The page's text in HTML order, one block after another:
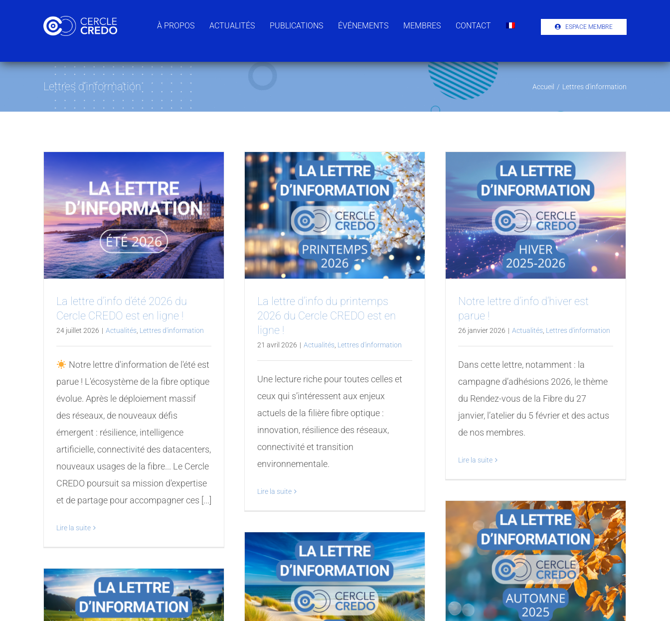
À PROPOS ACTUALITÉS PUBLICATIONS ÉVÉNEMENTS MEMBRES CONTACT ESPACE MEMBRE
Lettres d’information Accueil / Lettres d'information
La lettre d’info d’été 2026 du
Cercle CREDO est en ligne !
24 juillet 2026 | Actualités Lettres d'information
Notre lettre d'information de l'été est
parue ! L'écosystème de la fibre optique
évolue. Après le déploiement massif
des réseaux, de nouveaux défis
émergent : résilience, intelligence
artificielle, connectivité des datacenters,
nouveaux usages de la fibre... Le Cercle
CREDO poursuit sa mission d'expertise
et de partage pour accompagner ces [...]
Lire la suite
La lettre d’info du printemps
2026 du Cercle CREDO est en
ligne !
21 avril 2026 | Actualités Lettres d'information
Une lecture riche pour toutes celles et
ceux qui s’intéressent aux enjeux
actuels de la filière fibre optique :
innovation, résilience des réseaux,
connectivité et transition
environnementale.
Lire la suite
Notre lettre d’info d’hiver est
parue !
26 janvier 2026 | Actualités Lettres d'information
Dans cette lettre, notamment : la
campagne d’adhésions 2026, le thème
du Rendez-vous de la Fibre du 27
janvier, l’atelier du 5 février et des actus
de nos membres.
Lire la suite